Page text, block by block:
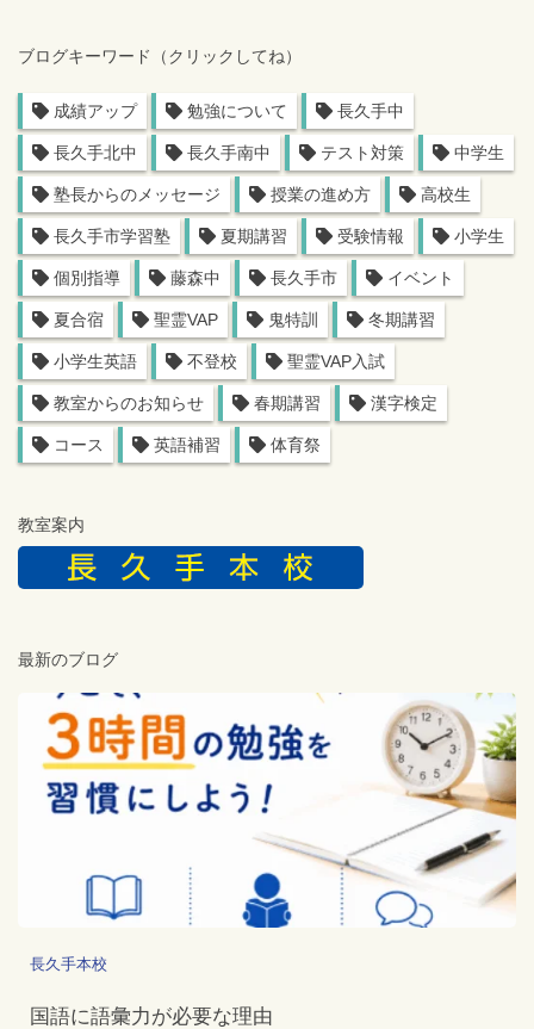
ブログキーワード（クリックしてね）
成績アップ 勉強について 長久手中
長久手北中 長久手南中 テスト対策 中学生
塾長からのメッセージ 授業の進め方 高校生
長久手市学習塾 夏期講習 受験情報 小学生
個別指導 藤森中 長久手市 イベント
夏合宿 聖霊VAP 鬼特訓 冬期講習
小学生英語 不登校 聖霊VAP入試
教室からのお知らせ 春期講習 漢字検定
コース 英語補習 体育祭
教室案内
最新のブログ
長久手本校
国語に語彙力が必要な理由